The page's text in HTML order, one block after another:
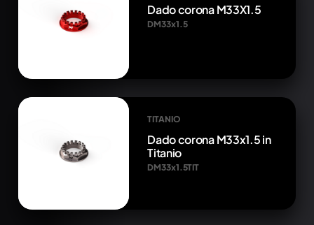
Dado corona M33X1.5
DM33x1.5
TITANIO
Dado corona M33x1.5 in
Titanio
DM33x1.5TIT